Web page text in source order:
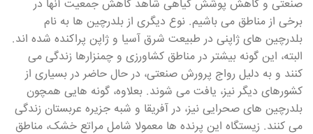
صنعتی و کاهش پوشش گیاهی شاهد کاهش جمعیت آنها در
برخی از مناطق می باشیم. نوع دیگری از بلدرچین ها به نام
بلدرچین های ژاپنی در طبیعت شرق آسیا و ژاپن پراکنده شده اند.
البته، این گونه بیشتر در مناطق کشاورزی و چمنزارها زندگی می
کنند و به دلیل رواج پرورش صنعتی، در حال حاضر در بسیاری از
کشورهای دیگر نیز، یافت می شوند. بعلاوه، گونه هایی همچون
بلدرچین های صحرایی نیز، در آفریقا و شبه جزیره عربستان زندگی
می کنند. زیستگاه این پرنده ها معمولا شامل مراتع خشک، مناطق